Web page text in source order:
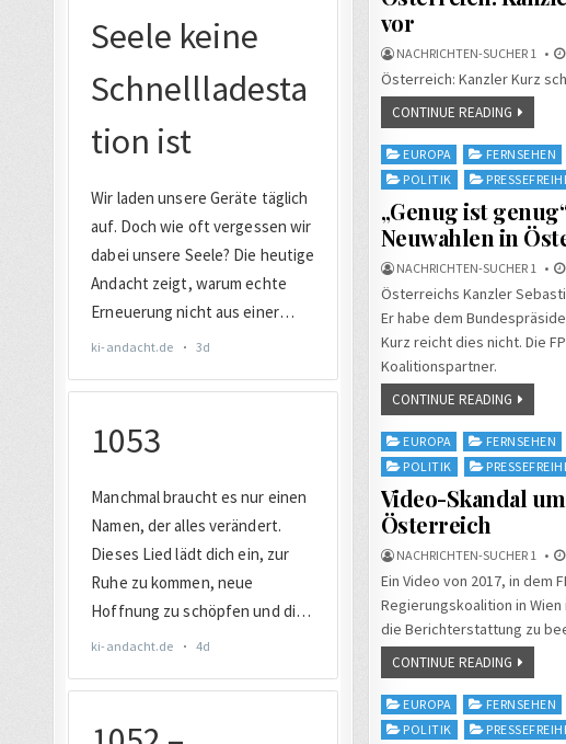
vor
NACHRICHTEN-SUCHER 1
Österreich: Kanzler Kurz
CONTINUE READING
Posted
in
EUROPA FERNSEHEN
POLITIK
„Genug ist
Neuwahlen in
NACHRICHTEN-SUCHER 1
Österreichs Kanzler
Er habe dem
Kurz reicht dies nicht. Die
Koalitionspartner.
CONTINUE READING
Posted
in
EUROPA FERNSEHEN
POLITIK
Video-Skandal
Österreich
NACHRICHTEN-SUCHER 1
Ein Video von 2017, in
Regierungskoalition in
die Berichterstattung zu
CONTINUE READING
Posted
in
EUROPA FERNSEHEN
POLITIK